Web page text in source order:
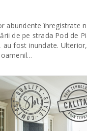
abundente înregistrate
de pe strada Pod de
au fost inundate.